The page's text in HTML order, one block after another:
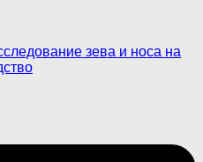
зева и носа на